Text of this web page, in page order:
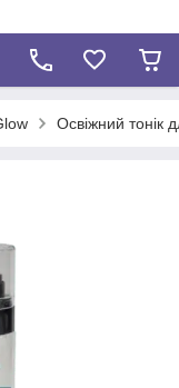
Освіжний тонік